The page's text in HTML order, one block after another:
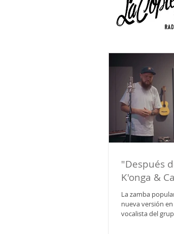
"Después
K'onga &
La zamba
nueva versión
vocalista del